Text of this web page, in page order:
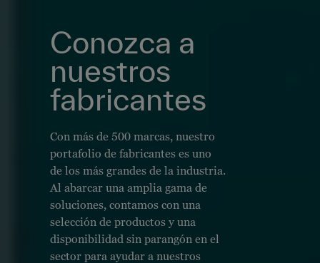
Conozca a
nuestros
fabricantes
Con más de 500 marcas, nuestro
portafolio de fabricantes es uno
de los más grandes de la industria.
Al abarcar una amplia gama de
soluciones, contamos con una
selección de productos y una
disponibilidad sin parangón en el
sector para ayudar a nuestros